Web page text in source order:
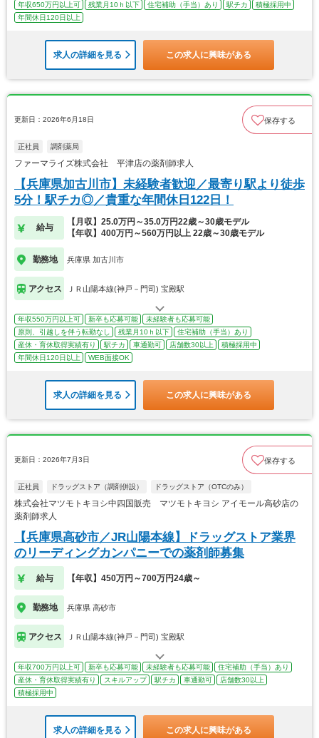
年収650万円以上可 残業月10ｈ以下 住宅補助（手当）あり 駅チカ
積極採用中
年間休日120日以上
求人の詳細を見る この求人に興味がある
更新日：2026年6月18日 保存する
正社員 調剤薬局
ファーマライズ株式会社 平津店の薬剤師求人
【兵庫県加古川市】未経験者歓迎／最寄り駅より徒歩
5分！駅チカ◎／貴重な年間休日122日！
給与
【月収】25.0万円～35.0万円22歳～30歳モデル
【年収】400万円～560万円以上 22歳～30歳モデル
勤務地 兵庫県 加古川市
アクセス ＪＲ山陽本線(神戸－門司) 宝殿駅
年収550万円以上可 新卒も応募可能
未経験者も応募可能
原則、引越しを伴う転勤なし
残業月10ｈ以下
住宅補助（手当）あり
産休・育休取得実績有り
駅チカ 車通勤可 店舗数30以上
積極採用中
年間休日120日以上
WEB面接OK
求人の詳細を見る この求人に興味がある
更新日：2026年7月3日 保存する
正社員 ドラッグストア（調剤併設） ドラッグストア（OTCのみ）
株式会社マツモトキヨシ中四国販売 マツモトキヨシ アイモール高砂店の
薬剤師求人
【兵庫県高砂市／JR山陽本線】ドラッグストア業界
のリーディングカンパニーでの薬剤師募集
給与 【年収】450万円～700万円24歳～
勤務地 兵庫県 高砂市
アクセス ＪＲ山陽本線(神戸－門司) 宝殿駅
年収700万円以上可 新卒も応募可能 未経験者も応募可能
住宅補助（手当）あり
産休・育休取得実績有り
スキルアップ 駅チカ 車通勤可
店舗数30以上
積極採用中
求人の詳細を見る この求人に興味がある